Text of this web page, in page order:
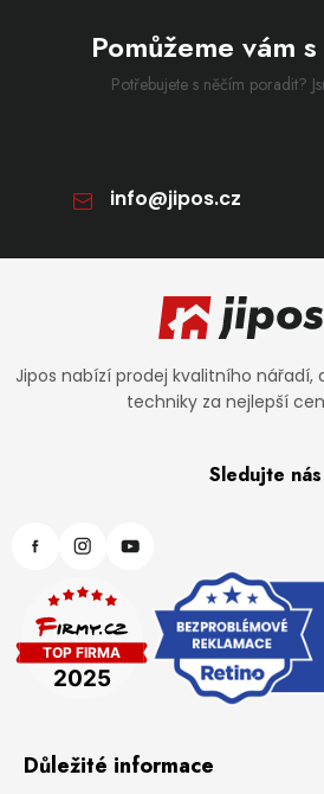
Pomůžeme vám
Potřebujete s něčím poradit?
info@jipos.cz
Zápatí
Jipos nabízí prodej kvalitního
techniky za nejlepší
Sledujte nás
Důležité informace